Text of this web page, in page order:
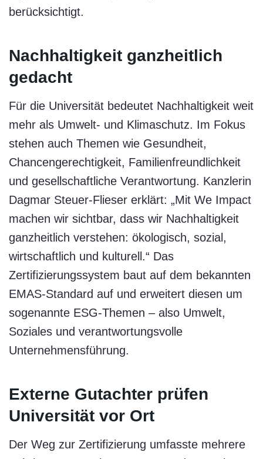
berücksichtigt.
Nachhaltigkeit ganzheitlich
gedacht
Für die Universität bedeutet Nachhaltigkeit weit
mehr als Umwelt- und Klimaschutz. Im Fokus
stehen auch Themen wie Gesundheit,
Chancengerechtigkeit, Familienfreundlichkeit
und gesellschaftliche Verantwortung. Kanzlerin
Dagmar Steuer-Flieser erklärt: „Mit We Impact
machen wir sichtbar, dass wir Nachhaltigkeit
ganzheitlich verstehen: ökologisch, sozial,
wirtschaftlich und kulturell.“ Das
Zertifizierungssystem baut auf dem bekannten
EMAS-Standard auf und erweitert diesen um
sogenannte ESG-Themen – also Umwelt,
Soziales und verantwortungsvolle
Unternehmensführung.
Externe Gutachter prüfen
Universität vor Ort
Der Weg zur Zertifizierung umfasste mehrere